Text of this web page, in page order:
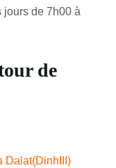
jours de 7h00 à
de
Dalat(DinhIII)